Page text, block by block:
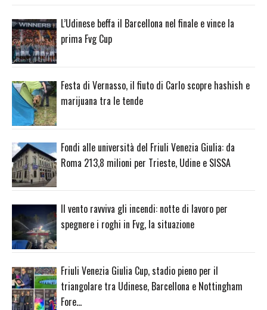
L’Udinese beffa il Barcellona nel finale e vince la
prima Fvg Cup
Festa di Vernasso, il fiuto di Carlo scopre hashish e
marijuana tra le tende
Fondi alle università del Friuli Venezia Giulia: da
Roma 213,8 milioni per Trieste, Udine e SISSA
Il vento ravviva gli incendi: notte di lavoro per
spegnere i roghi in Fvg, la situazione
Friuli Venezia Giulia Cup, stadio pieno per il
triangolare tra Udinese, Barcellona e Nottingham
Fore…